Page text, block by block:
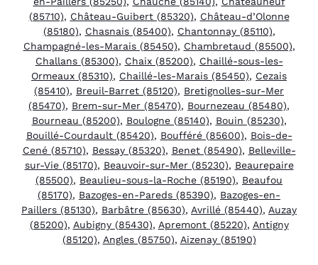
(85710), Château-Guibert (85320), Château-d’Olonne
(85180), Chasnais (85400), Chantonnay (85110),
Champagné-les-Marais (85450), Chambretaud (85500),
Challans (85300), Chaix (85200), Chaillé-sous-les-
Ormeaux (85310), Chaillé-les-Marais (85450), Cezais
(85410), Breuil-Barret (85120), Bretignolles-sur-Mer
(85470), Brem-sur-Mer (85470), Bournezeau (85480),
Bourneau (85200), Boulogne (85140), Bouin (85230),
Bouillé-Courdault (85420), Boufféré (85600), Bois-de-
Cené (85710), Bessay (85320), Benet (85490), Belleville-
sur-Vie (85170), Beauvoir-sur-Mer (85230), Beaurepaire
(85500), Beaulieu-sous-la-Roche (85190), Beaufou
(85170), Bazoges-en-Pareds (85390), Bazoges-en-
Paillers (85130), Barbâtre (85630), Avrillé (85440), Auzay
(85200), Aubigny (85430), Apremont (85220), Antigny
(85120), Angles (85750), Aizenay (85190)